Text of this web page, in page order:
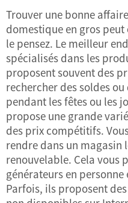
Trouver une bonne
domestique en gros
le pensez. Le meilleur
spécialisés dans les
proposent souvent des
rechercher des soldes
pendant les fêtes ou les
propose une grande
des prix compétitifs.
rendre dans un
renouvelable. Cela vous
générateurs en
Parfois, ils proposent